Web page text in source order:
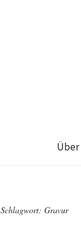
Schlagwort: Gravur